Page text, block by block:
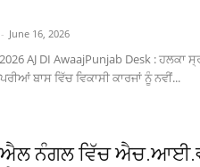
- June 16, 2026
AJ DI AwaajPunjab Desk : ਹਲਕਾ
ਬਾਸ ਵਿੱਚ ਵਿਕਾਸੀ ਕਾਰਜਾਂ ਨੂੰ ਨਵੀਂ...
ਨੰਗਲ ਵਿੱਚ